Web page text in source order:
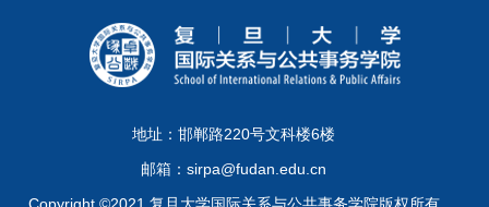
地址：邯郸路220号文科楼6楼
邮箱：sirpa@fudan.edu.cn